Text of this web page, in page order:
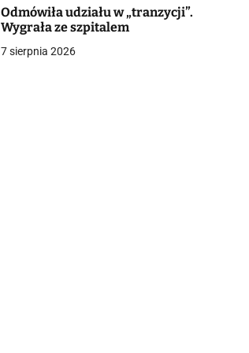
Odmówiła udziału w „tranzycji”.
Wygrała ze szpitalem
7 sierpnia 2026